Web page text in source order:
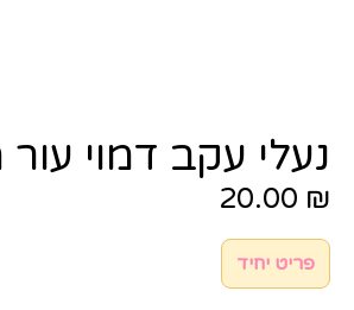
נעלי עקב דמוי עור
20.00 ₪
פריט יחיד